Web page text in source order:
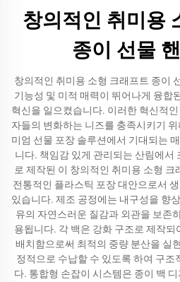
창의적인 취미용
종이 선물
창의적인 취미용 소형 크래프트 종이
기능성 및 미적 매력이 뛰어나게 융합
혁신을 일으켰습니다. 이러한 혁신적
자들의 변화하는 니즈를 충족시키기
미엄 선물 포장 솔루션에서 기대되는
니다. 책임감 있게 관리되는 산림에서
로 제작된 이 창의적인 취미용 소형
전통적인 플라스틱 포장 대안으로서
있습니다. 제조 공정에는 내구성을 향
유의 자연스러운 질감과 외관을 보존
용됩니다. 각 백은 강화 구조로 제작되
배치함으로써 최적의 중량 분산을 실
정적으로 수납할 수 있도록 하여 구조
다. 통합형 손잡이 시스템은 종이 백